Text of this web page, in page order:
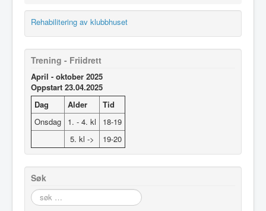
Rehabilitering av klubbhuset
Trening - Friidrett
April - oktober 2025
Oppstart 23.04.2025
Dag
Alder
Tid
Onsdag
1. - 4. kl
18-19
5. kl ->
19-20
Søk
søk
…